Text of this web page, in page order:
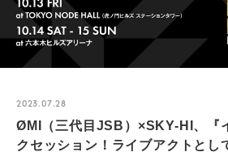
2023.07.28
ØMI（三代目JSB）×SKY-HI、『
クセッション！ライブアクトとし